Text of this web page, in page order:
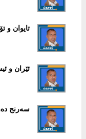
تایوان و
ئێران و
سەرنج